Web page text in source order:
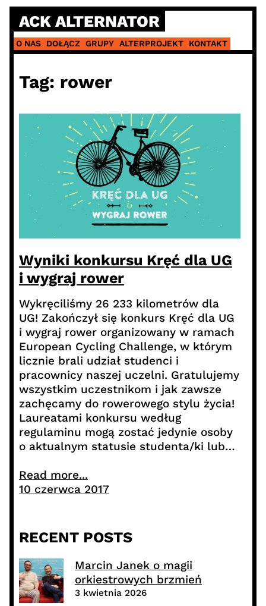
Skip
content
ACK ALTERNATOR
O NAS DOŁĄCZ GRUPY ALTERPROJEKT KONTAKT
Tag: rower
Wyniki konkursu Kręć dla UG
i wygraj rower
Wykręciliśmy 26 233 kilometrów dla
UG! Zakończył się konkurs Kręć dla UG
i wygraj rower organizowany w ramach
European Cycling Challenge, w którym
licznie brali udział studenci i
pracownicy naszej uczelni. Gratulujemy
wszystkim uczestnikom i jak zawsze
zachęcamy do rowerowego stylu życia!
Laureatami konkursu według
regulaminu mogą zostać jedynie osoby
o aktualnym statusie studenta/ki lub…
Read more...
10 czerwca 2017
RECENT POSTS
Marcin Janek o magii
orkiestrowych brzmień
3 kwietnia 2026